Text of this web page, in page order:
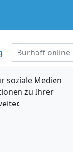
soziale Medien
zu Ihrer